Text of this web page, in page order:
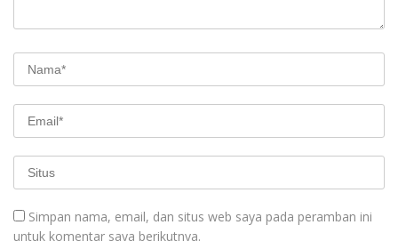
Simpan nama, email, dan situs web saya pada peramban ini
untuk komentar saya berikutnya.